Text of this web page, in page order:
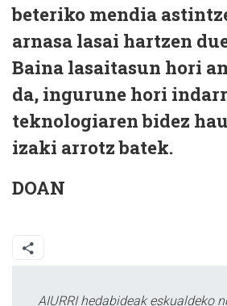
beteriko mendia
arnasa lasai hartzen
Baina lasaitasun hori
da, ingurune hori
teknologiaren bidez
izaki arrotz batek.
DOAN
AIURRI hedabideak eskualdeko